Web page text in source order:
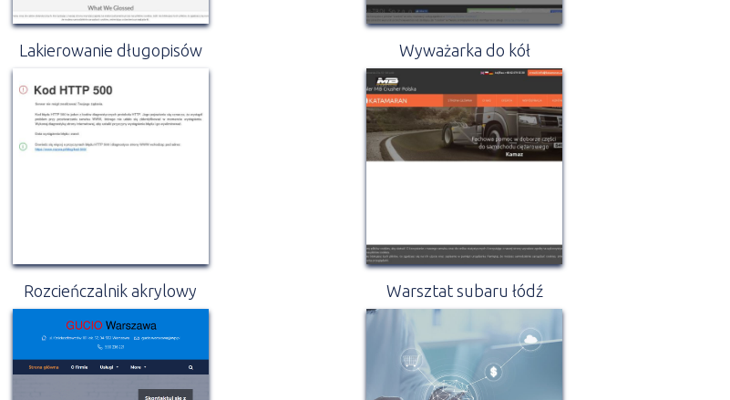
Lakierowanie długopisów Wyważarka do kół
Rozcieńczalnik akrylowy Warsztat subaru łódź